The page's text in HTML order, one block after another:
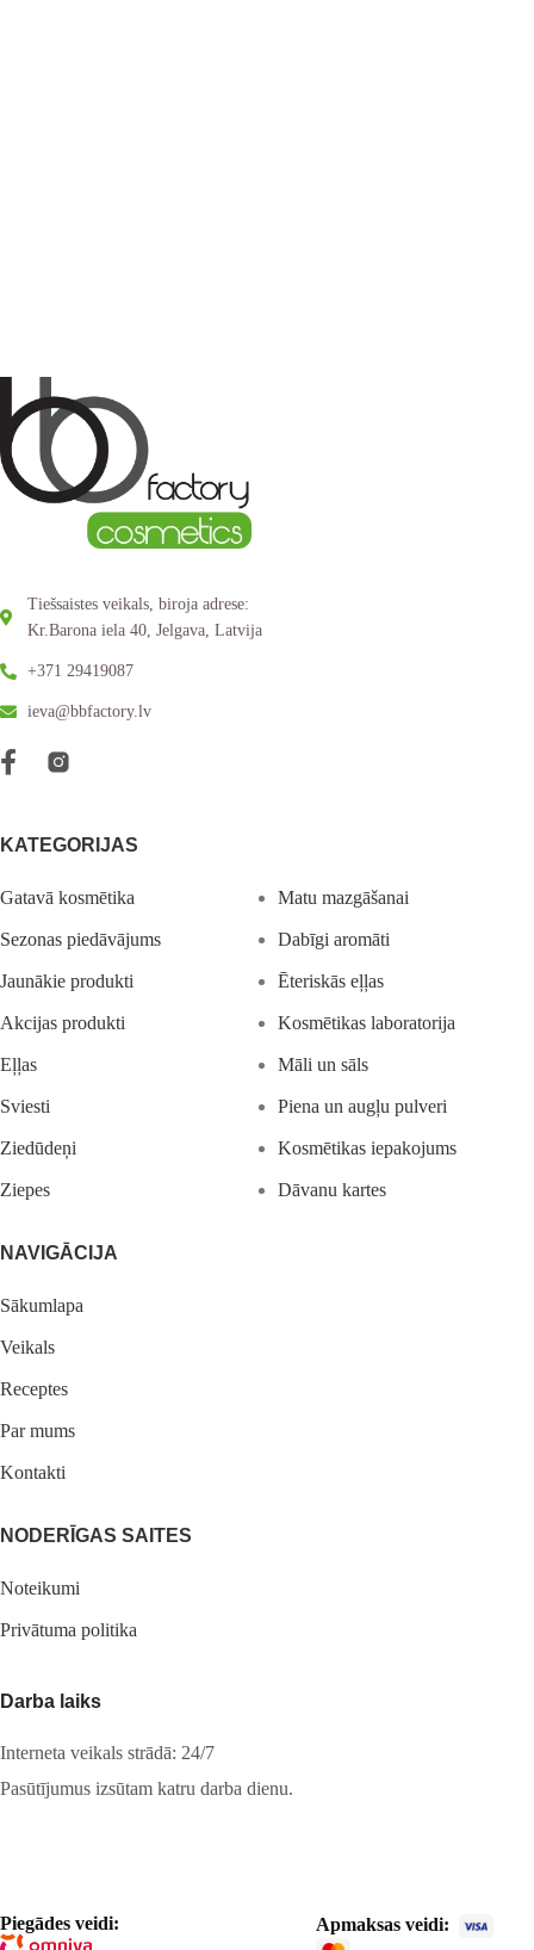
Tiešsaistes veikals, biroja adrese:
Kr.Barona iela 40, Jelgava, Latvija
+371 29419087
ieva@bbfactory.lv
NAVIGĀCIJA
Sākumlapa
Veikals
Receptes
Par mums
Kontakti
KATEGORIJAS
Gatavā kosmētika
Sezonas piedāvājums
Jaunākie produkti
Akcijas produkti
Eļļas
Sviesti
Ziedūdeņi
Ziepes
Matu mazgāšanai
Dabīgi aromāti
Ēteriskās eļļas
Kosmētikas laboratorija
Māli un sāls
Piena un augļu pulveri
Kosmētikas iepakojums
Dāvanu kartes
NODERĪGAS SAITES
Noteikumi
Privātuma politika
Darba laiks
Interneta veikals strādā: 24/7
Pasūtījumus izsūtam katru darba dienu.
Piegādes veidi: Apmaksas veidi: